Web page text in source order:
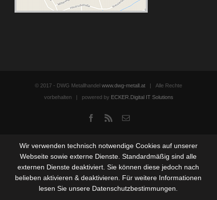
© 2017 - DWG Metallhandel www.dwg-metall.at | Alle Rechte
vorbehalten | powered by ECKER.Digital IT Solutions
Facebook
Rss Email
Wir verwenden technisch notwendige Cookies auf unserer
Webseite sowie externe Dienste. Standardmäßig sind alle
externen Dienste deaktiviert. Sie können diese jedoch nach
belieben aktivieren & deaktivieren. Für weitere Informationen
lesen Sie unsere Datenschutzbestimmungen.